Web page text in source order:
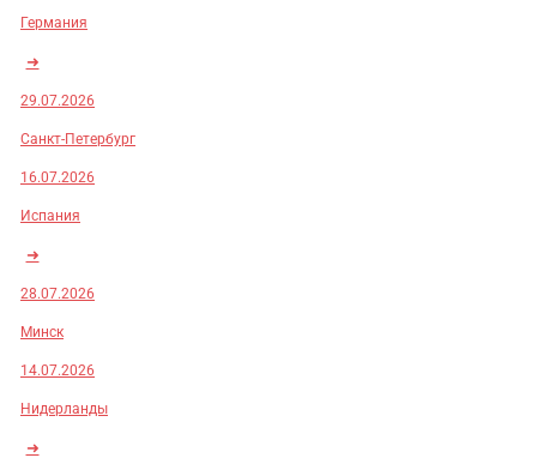
Германия
➜
29.07.2026
Санкт-Петербург
16.07.2026
Испания
➜
28.07.2026
Минск
14.07.2026
Нидерланды
➜